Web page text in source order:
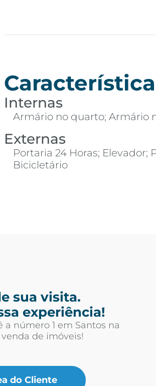
Internas
Armário no quarto; Armário
Externas
Portaria 24 Horas; Elevador;
Bicicletário
sua visita.
experiência!
a número 1 em Santos na
de imóveis!
do Cliente